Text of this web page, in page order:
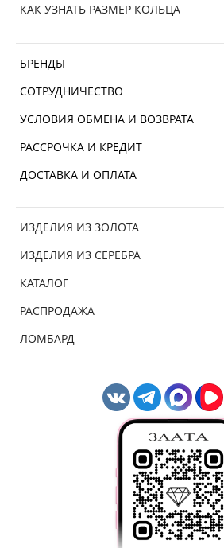
КАК УЗНАТЬ РАЗМЕР КОЛЬЦА
БРЕНДЫ
СОТРУДНИЧЕСТВО
УСЛОВИЯ ОБМЕНА И ВОЗВРАТА
РАССРОЧКА И КРЕДИТ
ДОСТАВКА И ОПЛАТА
ИЗДЕЛИЯ ИЗ ЗОЛОТА
ИЗДЕЛИЯ ИЗ СЕРЕБРА
КАТАЛОГ
РАСПРОДАЖА
ЛОМБАРД